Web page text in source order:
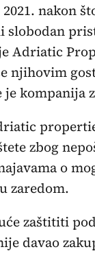
nakon
Adriatic
njihovim
je kompanija
zbog
o
zaredom.
zaštititi
davao